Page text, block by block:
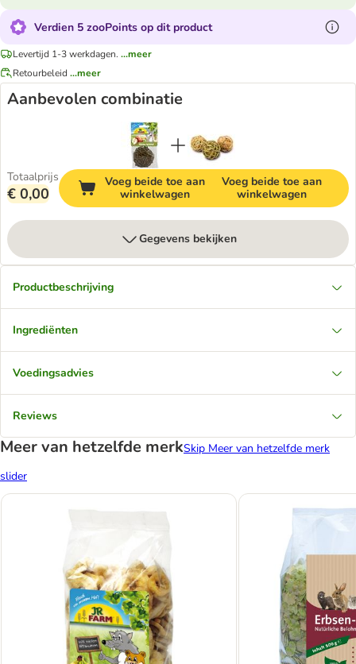
Verdien 5 zooPoints op dit product
Levertijd 1-3 werkdagen. ...meer
Retourbeleid ...meer
Aanbevolen combinatie
Totaalprijs
€ 0,00
Voeg beide toe aan
winkelwagen
Voeg beide toe aan
winkelwagen
Gegevens bekijken
Productbeschrijving
Ingrediënten
Voedingsadvies
Reviews
Meer van hetzelfde merkSkip Meer van hetzelfde merk
slider